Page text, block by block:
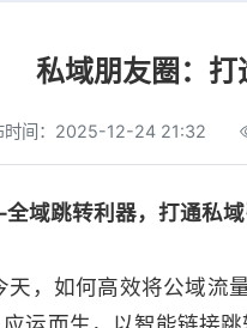
私域朋友圈：
时间：2025-12-24 21:32
域跳转利器，打通私
，如何高效将公域流